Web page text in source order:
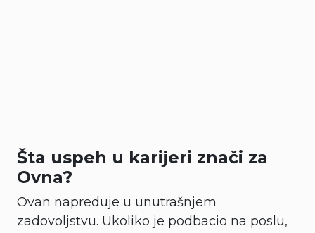
Šta uspeh u karijeri znači za
Ovna?
Ovan napreduje u unutrašnjem
zadovoljstvu. Ukoliko je podbacio na poslu,